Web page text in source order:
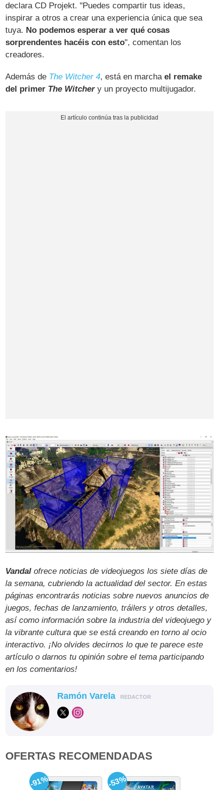
declara CD Projekt. "Puedes compartir tus ideas,
inspirar a otros a crear una experiencia única que sea
tuya. No podemos esperar a ver qué cosas
sorprendentes hacéis con esto", comentan los
creadores.
Además de The Witcher 4, está en marchael remake
del primer The Witchery un proyecto multijugador.
Vandal ofrece noticias de videojuegos los siete días de
la semana, cubriendo la actualidad del sector. En estas
páginas encontrarás noticias sobre nuevos anuncios de
juegos, fechas de lanzamiento, tráilers y otros detalles,
así como información sobre la industria del videojuego y
la vibrante cultura que se está creando en torno al ocio
interactivo. ¡No olvides decirnos lo que te parece este
artículo o darnos tu opinión sobre el tema participando
en los comentarios!
Ramón Varela REDACTOR
OFERTAS RECOMENDADAS
-91% -53%